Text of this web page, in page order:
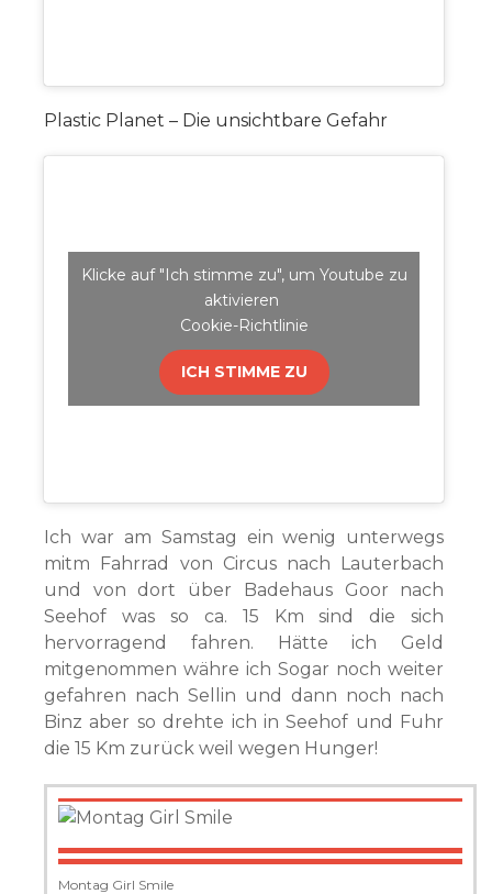
Plastic Planet – Die unsichtbare Gefahr
Klicke auf "Ich stimme zu", um Youtube zu
aktivieren
Cookie-Richtlinie
ICH STIMME ZU
Ich war am Samstag ein wenig unterwegs
mitm Fahrrad von Circus nach Lauterbach
und von dort über Badehaus Goor nach
Seehof was so ca. 15 Km sind die sich
hervorragend fahren. Hätte ich Geld
mitgenommen währe ich Sogar noch weiter
gefahren nach Sellin und dann noch nach
Binz aber so drehte ich in Seehof und Fuhr
die 15 Km zurück weil wegen Hunger!
Montag Girl Smile